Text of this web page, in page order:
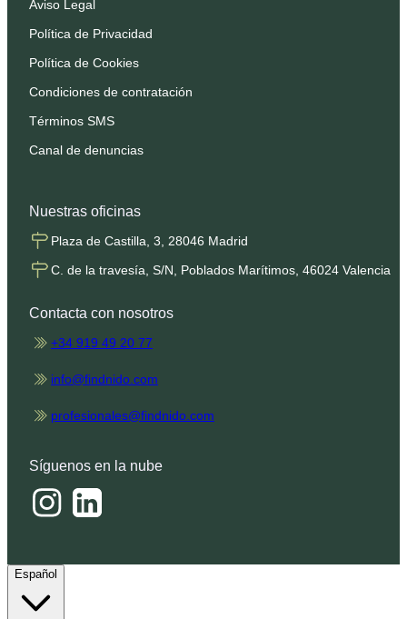
Aviso Legal
Política de Privacidad
Política de Cookies
Condiciones de contratación
Términos SMS
Canal de denuncias
Nuestras oficinas
Plaza de Castilla, 3, 28046 Madrid
C. de la travesía, S/N, Poblados Marítimos, 46024 Valencia
Contacta con nosotros
+34 919 49 20 77
info@findnido.com
profesionales@findnido.com
Síguenos en la nube
Español